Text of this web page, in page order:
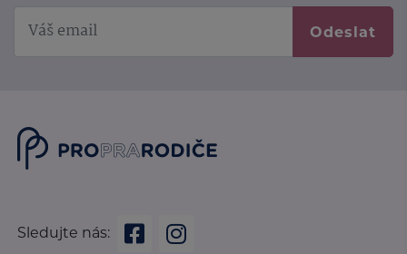
Odeslat
Sledujte nás: